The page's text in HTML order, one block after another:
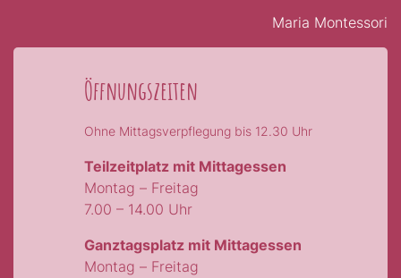
Maria Montessori
Öffnungszeiten
Ohne Mittagsverpflegung bis 12.30 Uhr
Teilzeitplatz mit Mittagessen
Montag – Freitag
7.00 – 14.00 Uhr
Ganztagsplatz mit Mittagessen
Montag – Freitag